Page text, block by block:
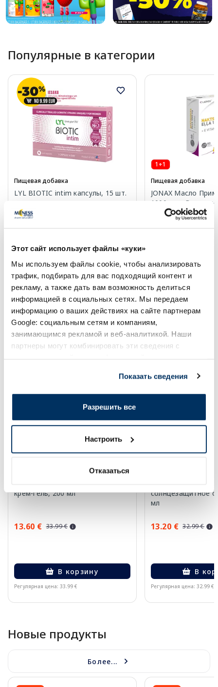
Этот сайт использует файлы «куки»
Мы используем файлы cookie, чтобы анализировать
трафик, подбирать для вас подходящий контент и
рекламу, а также дать вам возможность делиться
информацией в социальных сетях. Мы передаем
информацию о ваших действиях на сайте партнерам
Google: социальным сетям и компаниям,
занимающимся рекламой и веб-аналитикой. Наши
партнеры могут комбинировать эти сведения с
Показать сведения
Разрешить все
Настроить
Отказаться
Популярные в категории
Пищевая добавка
LYL BIOTIC intim капсулы, 15 шт.
15.49 €
В корзину
1+1
Пищевая добавка
JONAX Масло
1000 мг + Витамин
18.99 €
Page 1 of 10
Солнечная защита летом ☀️
-60%
крем-гель, 200 мл
13.60 € 33.99 €
В корзину
Регулярная цена: 33.99 €
-60%
солнцезащитное
мл
13.20 € 32.99 €
В
Регулярная цена: 32.99 €
Новые продукты
Более...